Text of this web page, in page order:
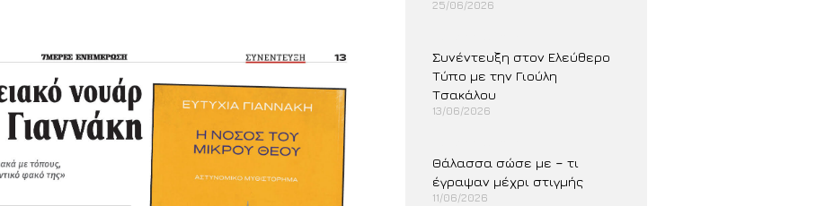
25/06/2026
Συνέντευξη στον Ελεύθερο
Τύπο με την Γιούλη
Τσακάλου
13/06/2026
Θάλασσα σώσε με – τι
έγραψαν μέχρι στιγμής
11/06/2026